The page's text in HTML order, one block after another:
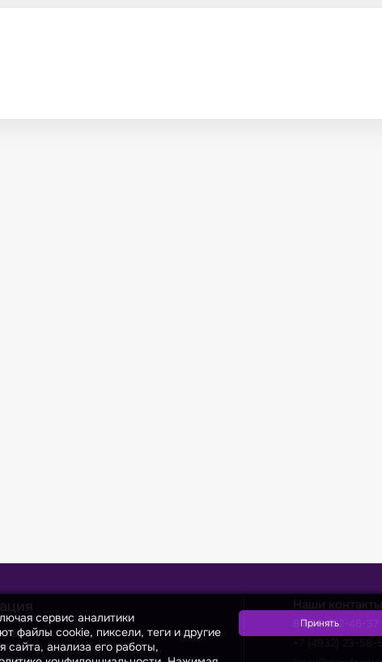
Наши контакты
8 800 222-46-37
сервис аналитики
файлы cookie, пиксели, теги и другие
сайта, анализа его работы,